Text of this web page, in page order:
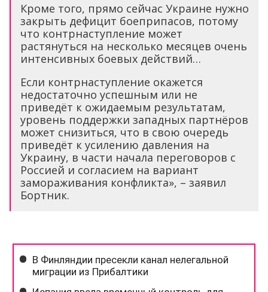
Кроме того, прямо сейчас Украине нужно
закрыть дефицит боеприпасов, потому
что контрнаступление может
растянуться на несколько месяцев очень
интенсивных боевых действий…
Если контрнаступление окажется
недостаточно успешным или не
приведёт к ожидаемым результатам,
уровень поддержки западных партнёров
может снизиться, что в свою очередь
приведёт к усилению давления на
Украину, в части начала переговоров с
Россией и согласием на вариант
замораживания конфликта», – заявил
Бортник.